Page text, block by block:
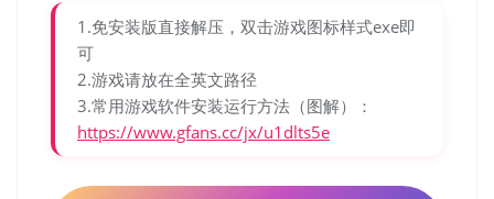
1.免安装版直接解压，双击游戏图标样式exe即
可
2.游戏请放在全英文路径
3.常用游戏软件安装运行方法（图解）：
https://www.gfans.cc/jx/u1dlts5e